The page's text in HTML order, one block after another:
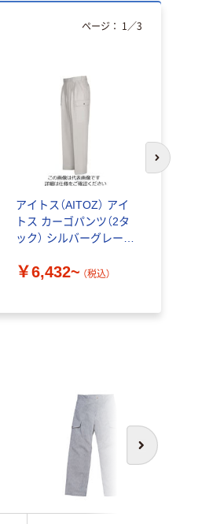
アイトス（AITOZ） アイ
トス カーゴパンツ（2タ
ック） シルバーグレー
￥6,432~ （税込）
ページ： 1 ／3
次のスライド
次へ